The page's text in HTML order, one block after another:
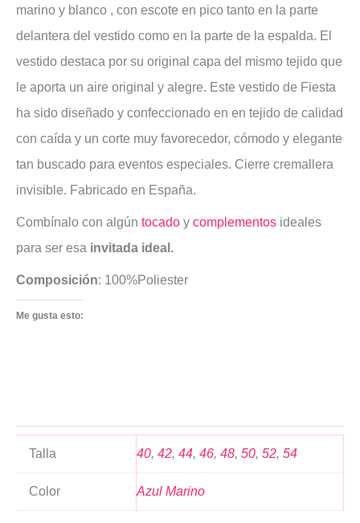
marino y blanco , con escote en pico tanto en la parte
delantera del vestido como en la parte de la espalda. El
vestido destaca por su original capa del mismo tejido que
le aporta un aire original y alegre. Este vestido de Fiesta
ha sido diseñado y confeccionado en en tejido de calidad
con caída y un corte muy favorecedor, cómodo y elegante
tan buscado para eventos especiales. Cierre cremallera
invisible. Fabricado en España.
Combínalo con algún tocado y complementos ideales
para ser esa invitada ideal.
Composición: 100%Poliester
Me gusta esto:
Talla 40, 42, 44, 46, 48, 50, 52, 54
Color Azul Marino